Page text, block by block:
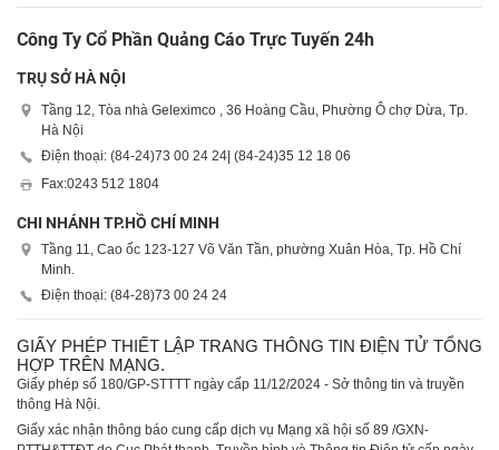
Công Ty Cổ Phần Quảng Cáo Trực Tuyến 24h
TRỤ SỞ HÀ NỘI
Tầng 12, Tòa nhà Geleximco , 36 Hoàng Cầu, Phường Ô chợ Dừa, Tp.
Hà Nội
Điện thoại: (84-24)73 00 24 24 | (84-24)35 12 18 06
Fax:0243 512 1804
CHI NHÁNH TP.HỒ CHÍ MINH
Tầng 11, Cao ốc 123-127 Võ Văn Tần, phường Xuân Hòa, Tp. Hồ Chí
Minh.
Điện thoại: (84-28)73 00 24 24
GIẤY PHÉP THIẾT LẬP TRANG THÔNG TIN ĐIỆN TỬ TỔNG
HỢP TRÊN MẠNG.
Giấy phép số 180/GP-STTTT ngày cấp 11/12/2024 - Sở thông tin và truyền
thông Hà Nội.
Giấy xác nhận thông báo cung cấp dịch vụ Mạng xã hội số 89 /GXN-